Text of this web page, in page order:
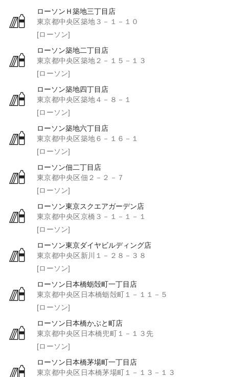
ローソンＨ築地三丁目店
東京都中央区築地３－１－１０
[ローソン]
ローソン築地二丁目店
東京都中央区築地２－１５－１３
[ローソン]
ローソン築地四丁目店
東京都中央区築地４－８－１
[ローソン]
ローソン築地六丁目店
東京都中央区築地６－１６－１
[ローソン]
ローソン佃二丁目店
東京都中央区佃２－２－７
[ローソン]
ローソン東京スクエアガーデン店
東京都中央区京橋３－１－１－１
[ローソン]
ローソン東京ダイヤビルディング店
東京都中央区新川１－２８－３８
[ローソン]
ローソン日本橋蛎殻町一丁目店
東京都中央区日本橋蛎殻町１－１１－５
[ローソン]
ローソン日本橋かぶと町店
東京都中央区日本橋兜町１－１３先
[ローソン]
ローソン日本橋茅場町一丁目店
東京都中央区日本橋茅場町１－１３－１３